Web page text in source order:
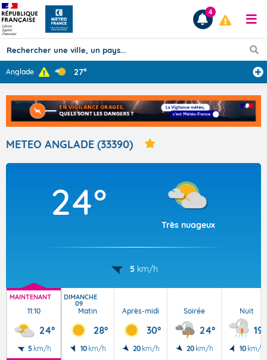
Prévisions
TOUS LES RÉSULTATS
Articles
4
Anglade 27°
METEO ANGLADE (33390)
24°
Très nuageux
5 km/h
MAINTENANT
11:10
24°
5 km/h
DIMANCHE
09
Matin
28°
10 km/h
Après-midi
30°
20 km/h
Soirée
24°
20 km/h
Nuit
19°
10 km/h